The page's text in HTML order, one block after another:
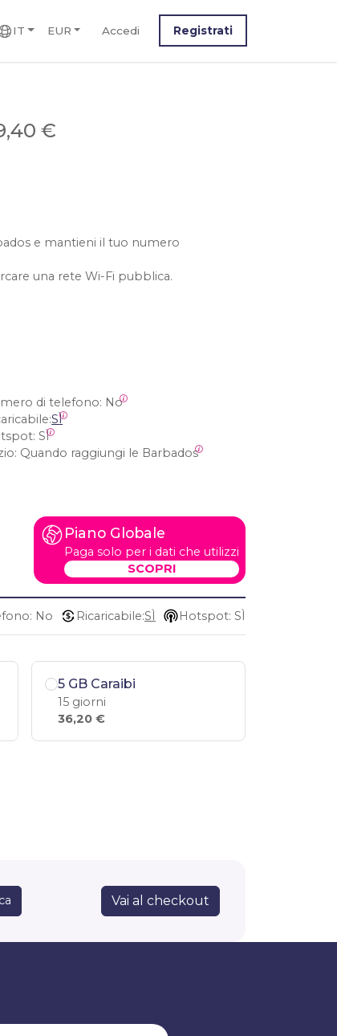
IT EUR Accedi Registrati
€
e mantieni il tuo numero
una rete Wi-Fi pubblica.
di telefono: No
SÌ
SÌ
Quando raggiungi le Barbados
Piano Globale
Paga solo per i dati che utilizzi
SCOPRI
No Ricaricabile:SÌ Hotspot: SÌ
5 GB Caraibi
15 giorni
36,20 €
Vai al checkout